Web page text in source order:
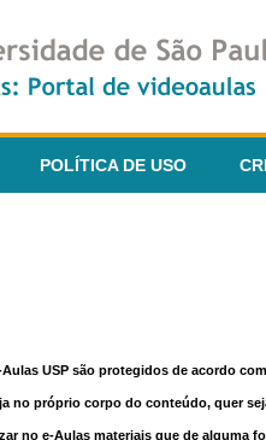
POLÍTICA DE USO
USP são protegidos de acordo
no próprio corpo do conteúdo, quer
no e-Aulas materiais que de alguma